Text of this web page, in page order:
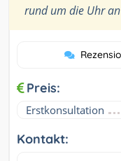
rund um die Uhr
Preis:
Erstkonsultation
Kontakt: